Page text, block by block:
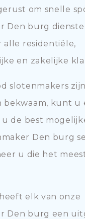
om snelle
Den burg
alle residentiële,
en zakelijke
slotenmakers
bekwaam, kunt u
u de best
Den burg
u die het
elk van onze
Den burg een